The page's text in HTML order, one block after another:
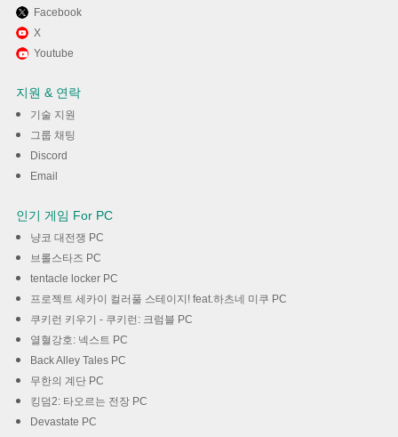
Facebook
X
Youtube
지원 & 연락
기술 지원
그룹 채팅
Discord
Email
인기 게임 For PC
냥코 대전쟁 PC
브롤스타즈 PC
tentacle locker PC
프로젝트 세카이 컬러풀 스테이지! feat.하츠네 미쿠 PC
쿠키런 키우기 - 쿠키런: 크럼블 PC
열혈강호: 넥스트 PC
Back Alley Tales PC
무한의 계단 PC
킹덤2: 타오르는 전장 PC
Devastate PC